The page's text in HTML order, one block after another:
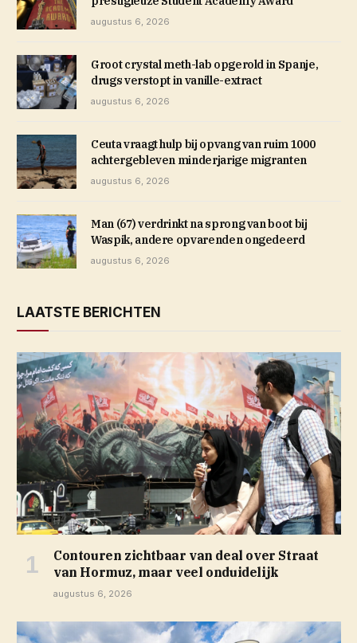
augustus 6, 2026
Groot crystal meth-lab opgerold in Spanje,
drugs verstopt in vanille-extract
augustus 6, 2026
Ceuta vraagt hulp bij opvang van ruim 1000
achtergebleven minderjarige migranten
augustus 6, 2026
Man (67) verdrinkt na sprong van boot bij
Waspik, andere opvarenden ongedeerd
augustus 6, 2026
LAATSTE BERICHTEN
Contouren zichtbaar van deal over Straat
van Hormuz, maar veel onduidelijk
augustus 6, 2026